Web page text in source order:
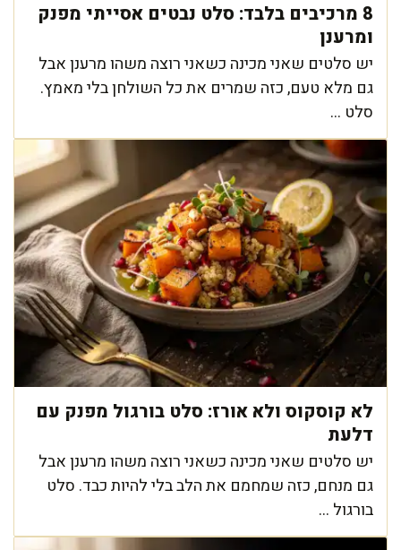
8 מרכיבים בלבד: סלט נבטים אסייתי מפנק
ומרענן
יש סלטים שאני מכינה כשאני רוצה משהו מרענן אבל
גם מלא טעם, כזה שמרים את כל השולחן בלי מאמץ.
סלט ...
לא קוסקוס ולא אורז: סלט בורגול מפנק עם
דלעת
יש סלטים שאני מכינה כשאני רוצה משהו מרענן אבל
גם מנחם, כזה שמחמם את הלב בלי להיות כבד. סלט
בורגול ...